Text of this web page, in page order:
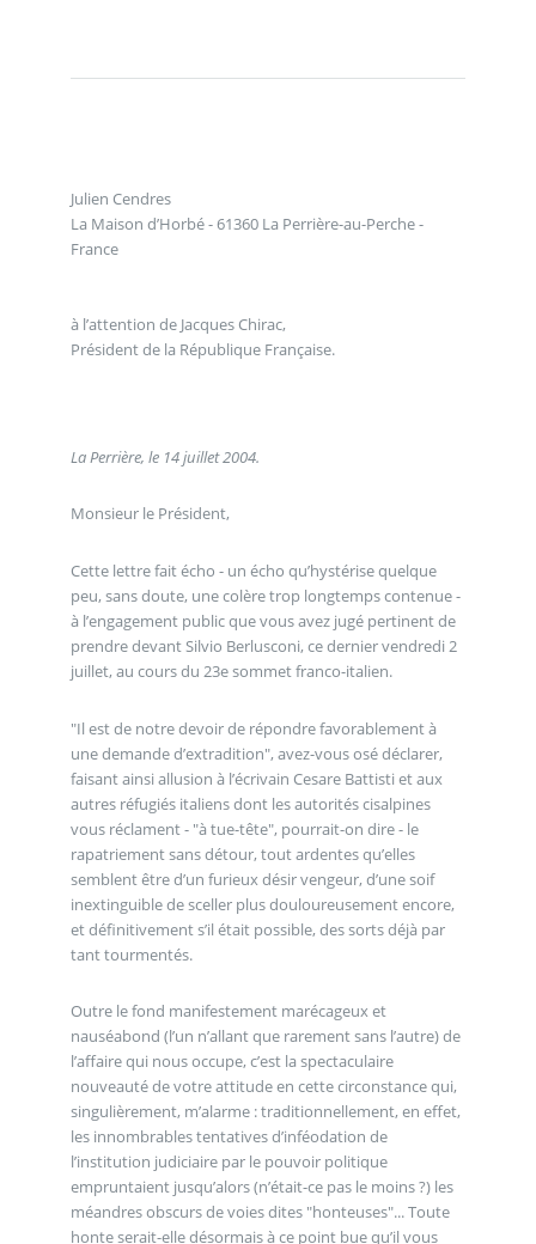
Julien Cendres
La Maison d’Horbé - 61360 La Perrière-au-Perche -
France
à l’attention de Jacques Chirac,
Président de la République Française.
La Perrière, le 14 juillet 2004.
Monsieur le Président,
Cette lettre fait écho - un écho qu’hystérise quelque
peu, sans doute, une colère trop longtemps contenue -
à l’engagement public que vous avez jugé pertinent de
prendre devant Silvio Berlusconi, ce dernier vendredi 2
juillet, au cours du 23e sommet franco-italien.
"Il est de notre devoir de répondre favorablement à
une demande d’extradition", avez-vous osé déclarer,
faisant ainsi allusion à l’écrivain Cesare Battisti et aux
autres réfugiés italiens dont les autorités cisalpines
vous réclament - "à tue-tête", pourrait-on dire - le
rapatriement sans détour, tout ardentes qu’elles
semblent être d’un furieux désir vengeur, d’une soif
inextinguible de sceller plus douloureusement encore,
et définitivement s’il était possible, des sorts déjà par
tant tourmentés.
Outre le fond manifestement marécageux et
nauséabond (l’un n’allant que rarement sans l’autre) de
l’affaire qui nous occupe, c’est la spectaculaire
nouveauté de votre attitude en cette circonstance qui,
singulièrement, m’alarme : traditionnellement, en effet,
les innombrables tentatives d’inféodation de
l’institution judiciaire par le pouvoir politique
empruntaient jusqu’alors (n’était-ce pas le moins ?) les
méandres obscurs de voies dites "honteuses"... Toute
honte serait-elle désormais à ce point bue qu’il vous